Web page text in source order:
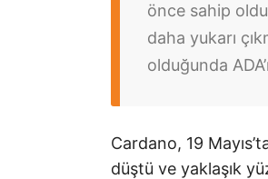
önce sahip
daha yukarı
olduğunda
Cardano, 19
düştü ve yaklaşık